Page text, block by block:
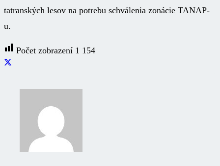
tatranských lesov na potrebu schválenia zonácie TANAP-
u.
Počet zobrazení 1 154